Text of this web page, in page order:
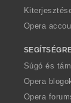
Opera
Súgó és
Opera
Opera